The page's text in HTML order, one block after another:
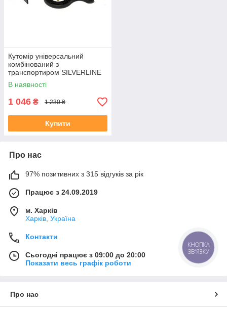
Кутомір універсальний
комбінований з
транспортиром SILVERLINE
В наявності
1 046 ₴ 1 230 ₴
Купити
Про нас
97% позитивних з 315 відгуків за рік
Працює з 24.09.2019
м. Харків
Харків, Україна
Контакти
Сьогодні працює з 09:00 до 20:00
Показати весь графік роботи
Про нас
КНОПКА
ЗВ'ЯЗКУ